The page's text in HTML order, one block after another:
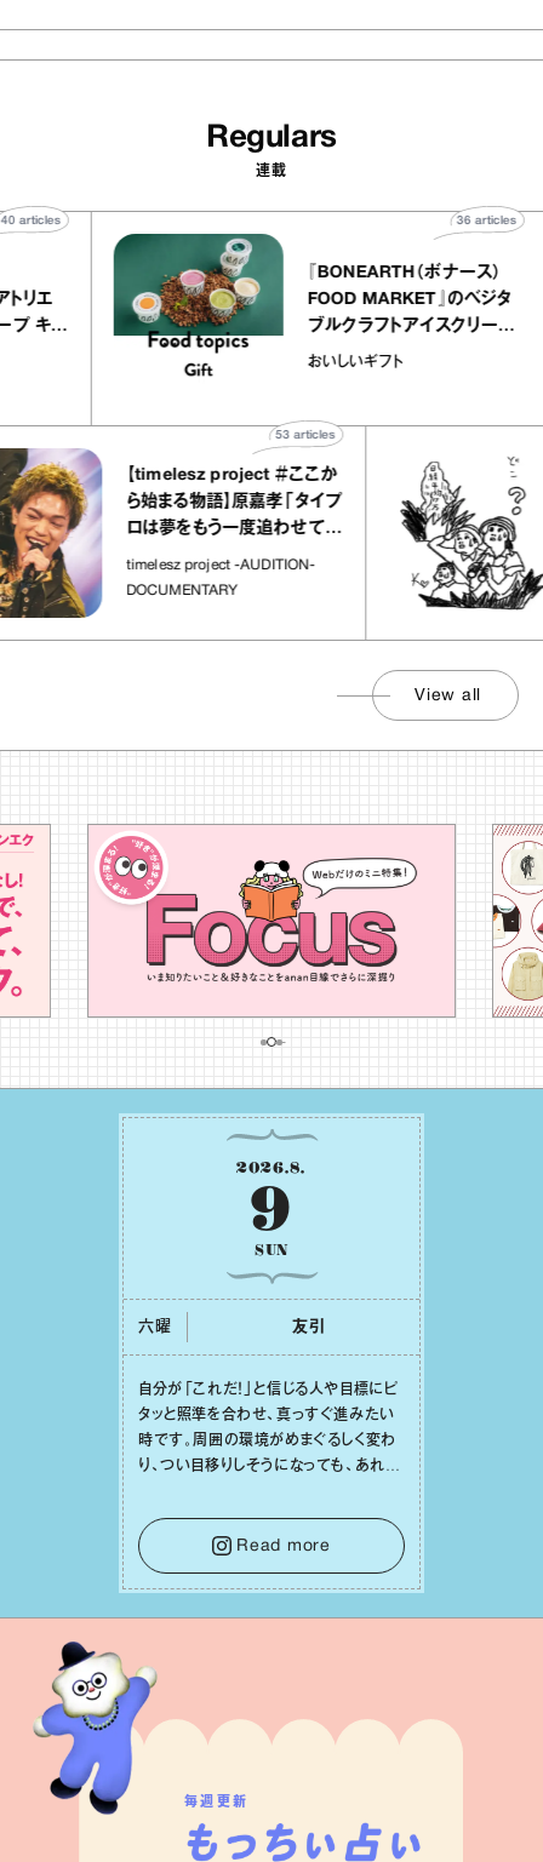
Regulars
連載
ー アトリエ
クレープ キャ
40articles
『BONEARTH（ボナース
FOOD MARKET』のベ
ブルクラフトアイスクリ
｜真野知子の「おいしい
おいしいギフト
36
【timelesz project ＃ここか
ら始まる物語】原嘉孝「タイプ
ロは夢をもう一度追わせてく
timelesz project -AUDITION-
DOCUMENTARY
articles
View all
2026.8.
9
SUN
六曜 友引
⾃分が「これだ！」と信じる⼈や⽬標にピ
タッと照準を合わせ、真っすぐ進みたい
時です。周囲の環境がめまぐるしく変わ
り、つい⽬移りしそうになっても、あれこ
をそっと⼿放し、⽬の前のことに集中しま
しょう。そのブレない決意が、あなたにと
って有意義で安定した成果を引き寄せま
す。
Read more
毎週更新